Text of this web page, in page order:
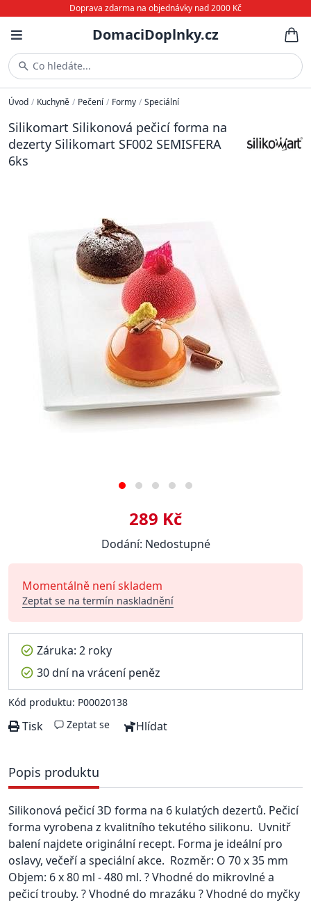
Doprava zdarma na objednávky nad 2000 Kč
DomaciDoplnky.cz
Co hledáte...
Úvod / Kuchyně / Pečení / Formy / Speciální
Silikomart Silikonová pečicí forma na
dezerty Silikomart SF002 SEMISFERA
6ks
289 Kč
Dodání: Nedostupné
Momentálně není skladem
Zeptat se na termín naskladnění
Záruka: 2 roky
30 dní na vrácení peněz
Kód produktu: P00020138
Tisk Zeptat se Hlídat
Popis produktu
Silikonová pečicí 3D forma na 6 kulatých dezertů. Pečicí
forma vyrobena z kvalitního tekutého silikonu. Uvnitř
balení najdete originální recept. Forma je ideální pro
oslavy, večeří a speciální akce. Rozměr: O 70 x 35 mm
Objem: 6 x 80 ml - 480 ml. ? Vhodné do mikrovlné a
pečicí trouby. ? Vhodné do mrazáku ? Vhodné do myčky